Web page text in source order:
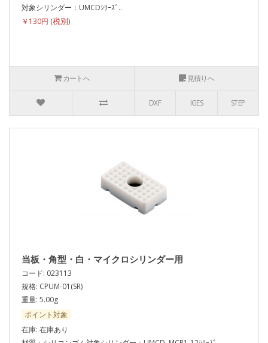
対象シリンダー：UMCDｼﾘｰｽﾞ..
￥130円
カートへ 見積りへ
DXF IGES STEP
当板・角型・白・マイクロシリンダー用
コード: 023113
規格: CPUM-01(SR)
重量: 5.00g
ポイント対象
在庫: 在庫あり